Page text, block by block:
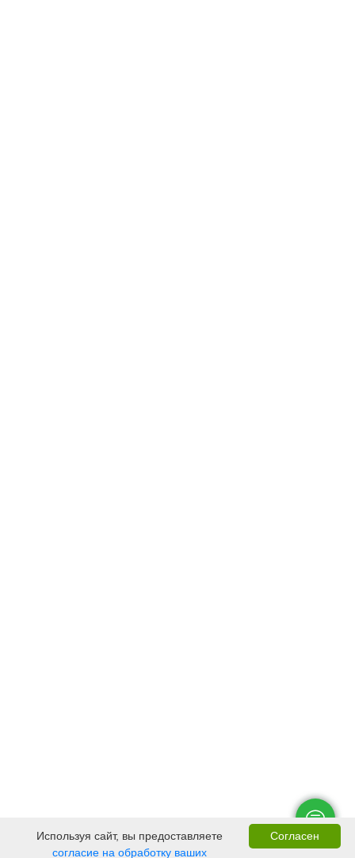
Согласен
Используя сайт, вы предоставляете
согласие на обработку ваших